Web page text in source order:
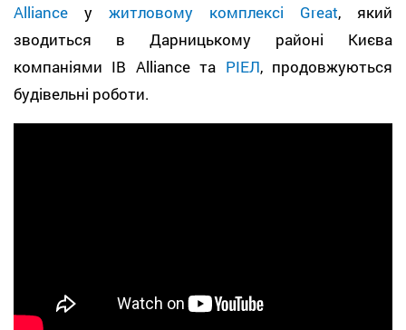
Alliance у житловому комплексі Great, який
зводиться в Дарницькому районі Києва
компаніями IB Alliance та РІЕЛ, продовжуються
будівельні роботи.